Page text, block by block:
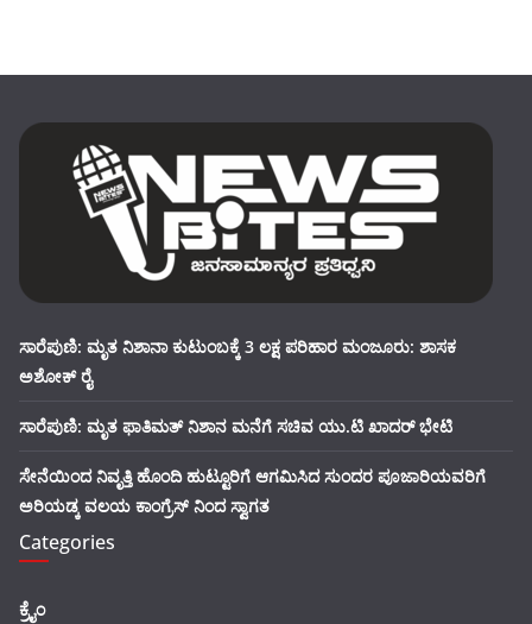
ಸಾರೆಪುಣಿ: ಮೃತ ನಿಶಾನಾ ಕುಟುಂಬಕ್ಕೆ 3 ಲಕ್ಷ ಪರಿಹಾರ ಮಂಜೂರು: ಶಾಸಕ
ಅಶೋಕ್ ರೈ
ಸಾರೆಪುಣಿ: ಮೃತ ಫಾತಿಮತ್ ನಿಶಾನ ಮನೆಗೆ ಸಚಿವ ಯು.ಟಿ ಖಾದರ್ ಭೇಟಿ
ಸೇನೆಯಿಂದ ನಿವೃತ್ತಿ ಹೊಂದಿ ಹುಟ್ಟೂರಿಗೆ ಆಗಮಿಸಿದ ಸುಂದರ ಪೂಜಾರಿಯವರಿಗೆ
ಅರಿಯಡ್ಕ ವಲಯ ಕಾಂಗ್ರೆಸ್ ನಿಂದ ಸ್ವಾಗತ
Categories
ಕ್ರೈಂ